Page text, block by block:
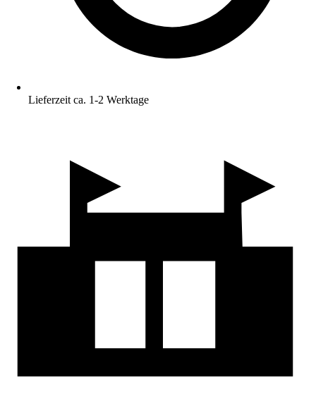
Lieferzeit ca. 1-2 Werktage